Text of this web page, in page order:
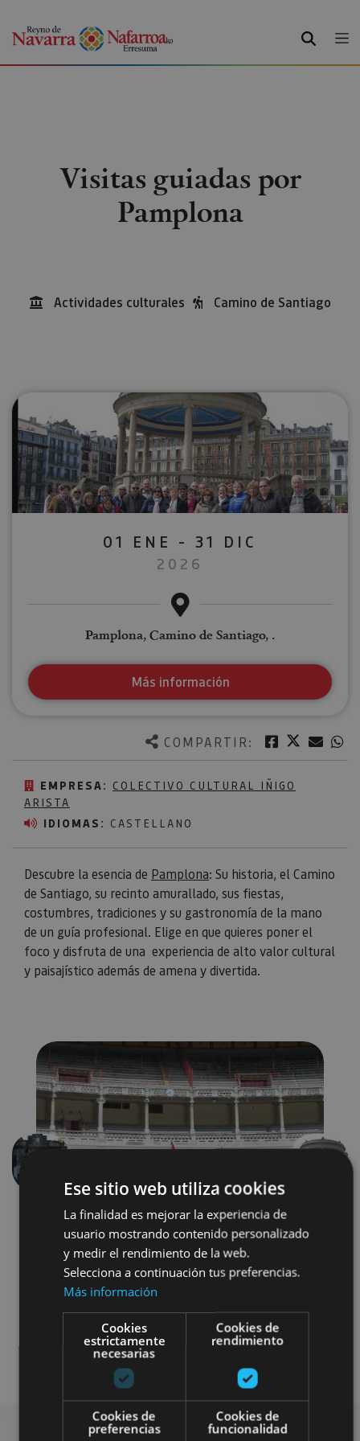
BUSCAR
Visitas guiadas por
Pamplona
Actividades culturales Camino de Santiago
COMPARTIR: Facebook
Twitter
EMPRESA: COLECTIVO CULTURAL IÑIGO
ARISTA
IDIOMAS: CASTELLANO
Descubre la esencia de Pamplona: Su historia, el Camino
de Santiago, su recinto amurallado, sus fiestas,
costumbres, tradiciones y su gastronomía de la mano
de un guía profesional. Elige en que quieres poner el
foco y disfruta de una experiencia de alto valor cultural
y paisajístico además de amena y divertida.
01 ENE - 31 DIC
2026
Pamplona, Camino de Santiago, .
Más información
Localidades Camino de Santiago
Visitas guiadas
Ese sitio web utiliza cookies
La finalidad es mejorar la experiencia de
usuario mostrando contenido personalizado
y medir el rendimiento de la web.
Selecciona a continuación tus preferencias.
Más información
Cookies
estrictamente
necesarias
Cookies de
rendimiento
Cookies de
preferencias
Cookies de
funcionalidad